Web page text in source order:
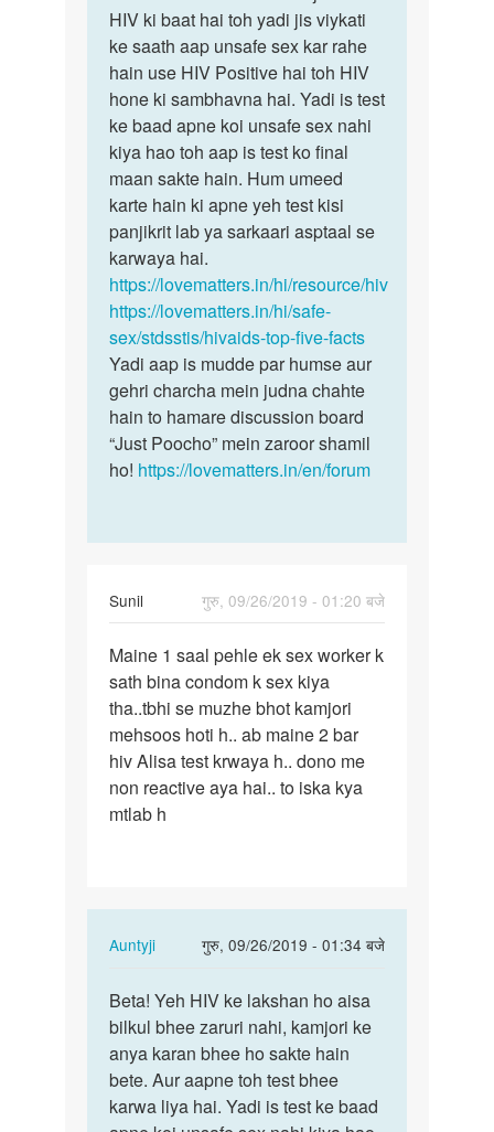
sex…
by
Meraj
HIV ki baat hai toh yadi jis viykati
ke saath aap unsafe sex kar rahe
hain use HIV Positive hai toh HIV
hone ki sambhavna hai. Yadi is test
ke baad apne koi unsafe sex nahi
kiya hao toh aap is test ko final
maan sakte hain. Hum umeed
karte hain ki apne yeh test kisi
panjikrit lab ya sarkaari asptaal se
karwaya hai.
https://lovematters.in/hi/resource/hiv
https://lovematters.in/hi/safe-
sex/stdsstis/hivaids-top-five-facts
Yadi aap is mudde par humse aur
gehri charcha mein judna chahte
hain to hamare discussion board
“Just Poocho” mein zaroor shamil
ho! https://lovematters.in/en/forum
Sunil
गुरु, 09/26/2019 - 01:20 बजे
Maine
1
saal
pehle
ek
sex…
Maine 1 saal pehle ek sex worker k
sath bina condom k sex kiya
tha..tbhi se muzhe bhot kamjori
mehsoos hoti h.. ab maine 2 bar
hiv Alisa test krwaya h.. dono me
non reactive aya hai.. to iska kya
mtlab h
Auntyji
गुरु, 09/26/2019 - 01:34 बजे
In
to
Maine
1
saal
pehle
Beta!
Yeh
HIV
ke
lakshan
Beta! Yeh HIV ke lakshan ho aisa
bilkul bhee zaruri nahi, kamjori ke
anya karan bhee ho sakte hain
bete. Aur aapne toh test bhee
karwa liya hai. Yadi is test ke baad